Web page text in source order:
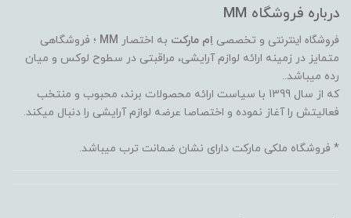
درباره فروشگاه MM
فروشگاه اینترنتی و تخصصی اِم مارکت به اختصار MM ؛ فروشگاهی
متمایز در زمینه ارائه لوازم آرایشی، مراقبتی در سطوح لوکس و میان
رده میباشد..
که از سال 1399 با سیاست ارائه محصولات برند، محبوب و منتخب
فعالیتش را آغاز نموده و اختصاصا عرضه لوازم آرایشی را دنبال میکند.
* فروشگاه ملکی مارکت دارای نشان ضمانت ترب میباشد.